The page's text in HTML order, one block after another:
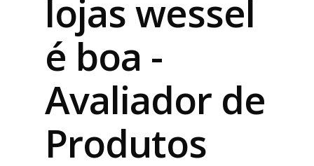
lojas wessel
é boa -
Avaliador de
Produtos